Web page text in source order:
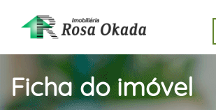
Ficha do imóvel